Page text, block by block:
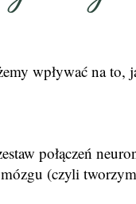
wpływać na to,
połączeń
(czyli